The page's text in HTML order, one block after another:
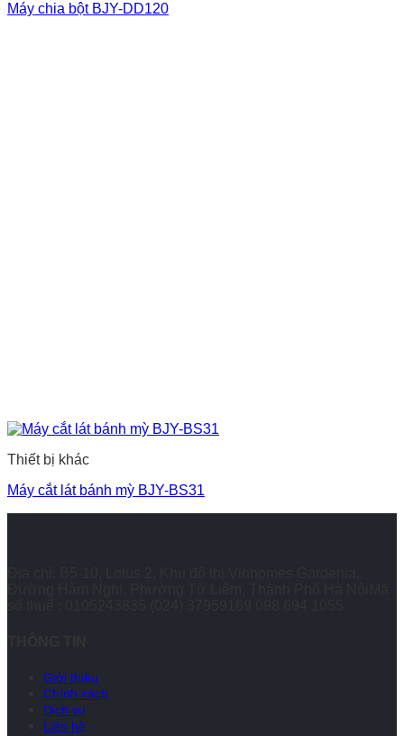
Máy chia bột BJY-DD120
Thiết bị khác
Máy cắt lát bánh mỳ BJY-BS31
Giới thiệu
Chính sách
Dịch vụ
Liên hệ